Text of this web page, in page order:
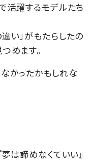
活躍するモデルたち
い」がもたらしたの
めます。
かったかもしれな
は諦めなくていい』